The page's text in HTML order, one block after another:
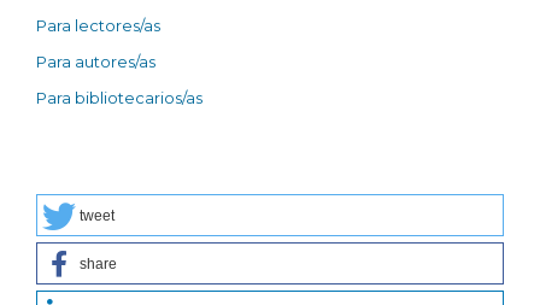
Para lectores/as
Para autores/as
Para bibliotecarios/as
tweet
share